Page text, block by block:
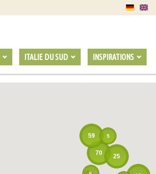
ITALIE DU SUD INSPIRATIONS
70
59
25
5